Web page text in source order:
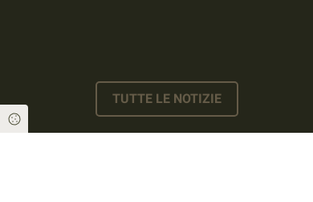
TUTTE LE NOTIZIE
Cookie Einstellungen